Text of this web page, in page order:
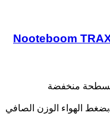
Nooteboom
مسطحة منخفضة
الهواء الوزن الصافي